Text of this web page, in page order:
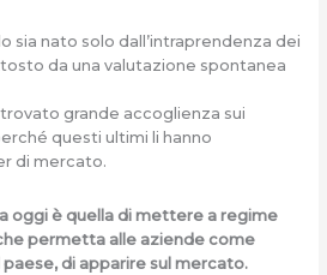
sia nato solo dall’intraprendenza dei
da una valutazione spontanea
grande accoglienza sui
questi ultimi li hanno
di mercato.
oggi è quella di mettere a regime
permetta alle aziende come
di apparire sul mercato.